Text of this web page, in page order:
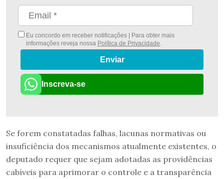
Eu concordo em receber notificações | Para obter mais
informações reveja nossa Política de Privacidade.
Enviar
Inscreva-se
Se forem constatadas falhas, lacunas normativas ou
insuficiência dos mecanismos atualmente existentes, o
deputado requer que sejam adotadas as providências
cabíveis para aprimorar o controle e a transparência